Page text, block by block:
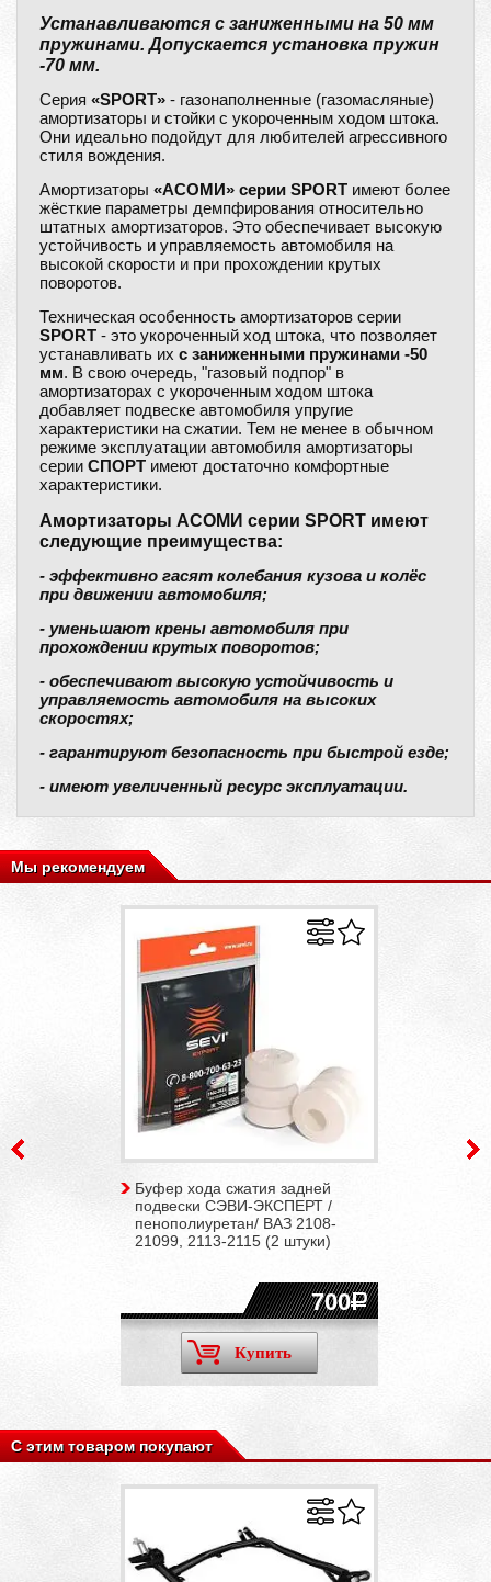
Устанавливаются с заниженными на 50 мм
пружинами. Допускается установка пружин
-70 мм.
Серия «SPORT» - газонаполненные (газомасляные)
амортизаторы и стойки с укороченным ходом штока.
Они идеально подойдут для любителей агрессивного
стиля вождения.
Амортизаторы «АСОМИ» серии SPORT имеют более
жёсткие параметры демпфирования относительно
штатных амортизаторов. Это обеспечивает высокую
устойчивость и управляемость автомобиля на
высокой скорости и при прохождении крутых
поворотов.
Техническая особенность амортизаторов серии
SPORT - это укороченный ход штока, что позволяет
устанавливать их с заниженными пружинами -50
мм. В свою очередь, "газовый подпор" в
амортизаторах с укороченным ходом штока
добавляет подвеске автомобиля упругие
характеристики на сжатии. Тем не менее в обычном
режиме эксплуатации автомобиля амортизаторы
серии СПОРТ имеют достаточно комфортные
характеристики.
Амортизаторы АСОМИ серии SPORT имеют
следующие преимущества:
- эффективно гасят колебания кузова и колёс
при движении автомобиля;
- уменьшают крены автомобиля при
прохождении крутых поворотов;
- обеспечивают высокую устойчивость и
управляемость автомобиля на высоких
скоростях;
- гарантируют безопасность при быстрой езде;
- имеют увеличенный ресурс эксплуатации.
Мы рекомендуем
Буфер хода сжатия задней
подвески СЭВИ-ЭКСПЕРТ /
пенополиуретан/ ВАЗ 2108-
21099, 2113-2115 (2 штуки)
700
Купить
С этим товаром покупают